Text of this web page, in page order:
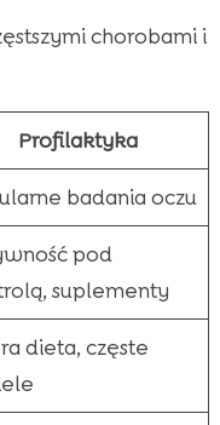
chorobami i
Profilaktyka
badania oczu
pod
suplementy
dieta, częste